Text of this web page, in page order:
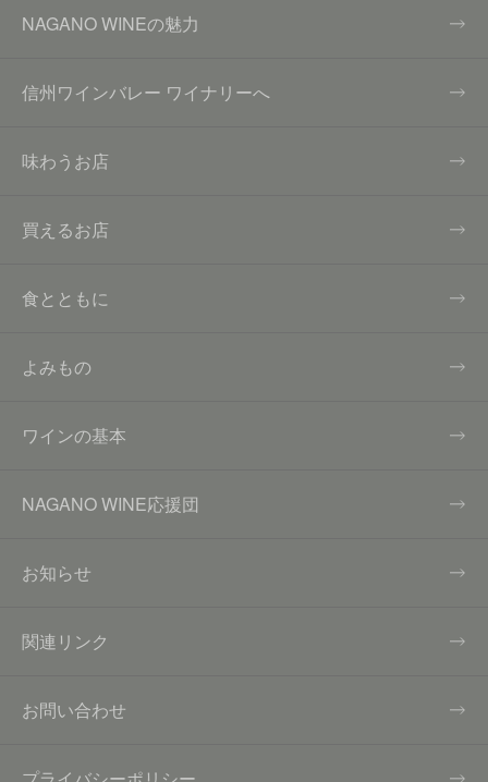
NAGANO WINEの魅力
信州ワインバレー ワイナリーへ
味わうお店
買えるお店
食とともに
よみもの
ワインの基本
NAGANO WINE応援団
お知らせ
関連リンク
お問い合わせ